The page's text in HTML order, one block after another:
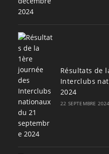
Résultats de
Interclubs
2024
22 SEPTEMBRE 2024